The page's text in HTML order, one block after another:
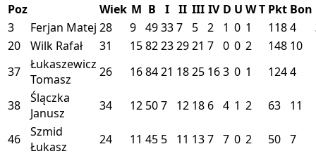
Poz Wiek M B I II III IV D U WT Pkt Bon
3
Ferjan Matej 28 9 49337 5 2 1 0 1 1184
20
Wilk Rafał 31 1582232921 7 0 0 2 148 10
37
Łukaszewicz
Tomasz
26 168421 1825 163 0 1 1244
38
Ślączka
Janusz
34 12 507 12 18 6 4 1 2 63 11
46
Szmid
Łukasz
24 11 45 5 11 137 7 0 2 50 7